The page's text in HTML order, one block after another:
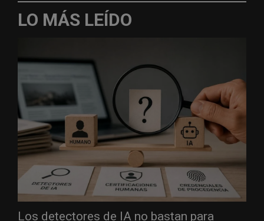
LO MÁS LEÍDO
Los detectores de IA no bastan para